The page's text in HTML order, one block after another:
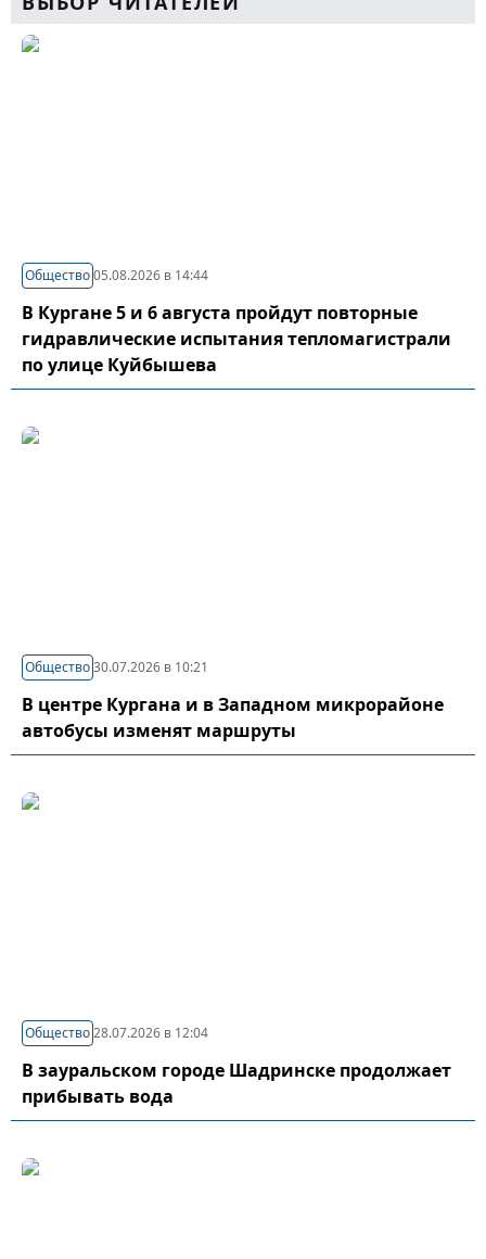
Общество05.08.2026 в 14:44
В Кургане 5 и 6 августа пройдут повторные
гидравлические испытания тепломагистрали
по улице Куйбышева
Общество30.07.2026 в 10:21
В центре Кургана и в Западном микрорайоне
автобусы изменят маршруты
Общество28.07.2026 в 12:04
В зауральском городе Шадринске продолжает
прибывать вода